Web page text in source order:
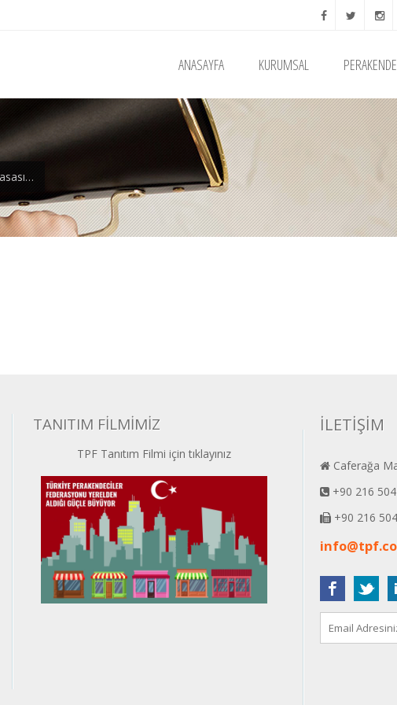
ANASAYFA KURUMSAL
TANITIM FİLMİMİZ
TPF Tanıtım Filmi için tıklayınız
İLETİŞİM
Caferağa
+90 216
+90 216